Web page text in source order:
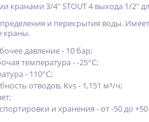
кранами 3/4" STOUT 4 выхода 1/2"
и перекрытия воды.
краны.
давление - 10 бар;
температура - -25°С;
- 110°С;
отводов, Kvs - 1,151 м³/ч;
и хранения - от -50 до +50